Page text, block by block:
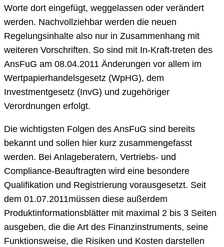
Worte dort eingefügt, weggelassen oder verändert
werden. Nachvollziehbar werden die neuen
Regelungsinhalte also nur in Zusammenhang mit
weiteren Vorschriften. So sind mit In-Kraft-treten des
AnsFuG am 08.04.2011 Änderungen vor allem im
Wertpapierhandelsgesetz (WpHG), dem
Investmentgesetz (InvG) und zugehöriger
Verordnungen erfolgt.
Die wichtigsten Folgen des AnsFuG sind bereits
bekannt und sollen hier kurz zusammengefasst
werden. Bei Anlageberatern, Vertriebs- und
Compliance-Beauftragten wird eine besondere
Qualifikation und Registrierung vorausgesetzt. Seit
dem 01.07.2011müssen diese außerdem
Produktinformationsblätter mit maximal 2 bis 3 Seiten
ausgeben, die die Art des Finanzinstruments, seine
Funktionsweise, die Risiken und Kosten darstellen